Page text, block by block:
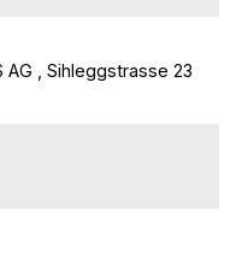
AG , Sihleggstrasse 23